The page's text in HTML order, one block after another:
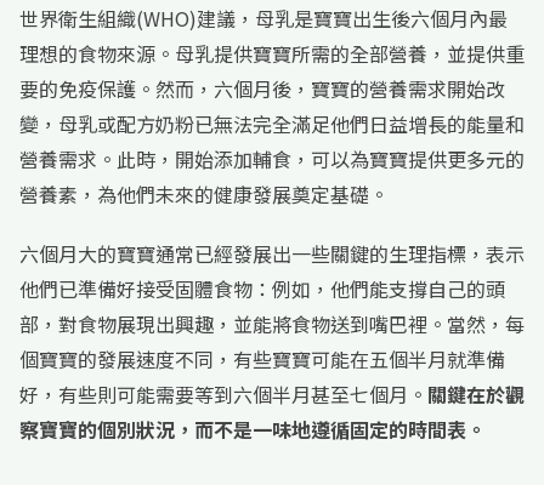
世界衛生組織(WHO)建議，母乳是寶寶出生後六個月內最
理想的食物來源。母乳提供寶寶所需的全部營養，並提供重
要的免疫保護。然而，六個月後，寶寶的營養需求開始改
變，母乳或配方奶粉已無法完全滿足他們日益增長的能量和
營養需求。此時，開始添加輔食，可以為寶寶提供更多元的
營養素，為他們未來的健康發展奠定基礎。
六個月大的寶寶通常已經發展出一些關鍵的生理指標，表示
他們已準備好接受固體食物：例如，他們能支撐自己的頭
部，對食物展現出興趣，並能將食物送到嘴巴裡。當然，每
個寶寶的發展速度不同，有些寶寶可能在五個半月就準備
好，有些則可能需要等到六個半月甚至七個月。 關鍵在於觀
察寶寶的個別狀況，而不是一味地遵循固定的時間表。